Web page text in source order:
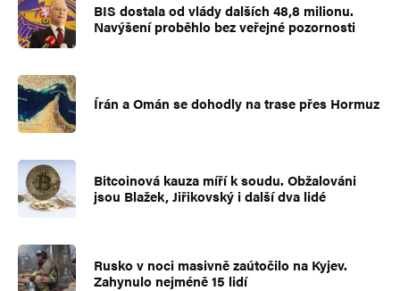
BIS dostala od vlády dalších 48,8 milionu.
Navýšení proběhlo bez veřejné pozornosti
Írán a Omán se dohodly na trase přes Hormuz
Bitcoinová kauza míří k soudu. Obžalováni
jsou Blažek, Jiřikovský i další dva lidé
Rusko v noci masivně zaútočilo na Kyjev.
Zahynulo nejméně 15 lidí